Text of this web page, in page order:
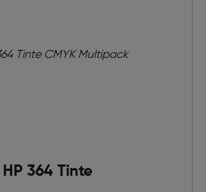
HP 364 Tinte